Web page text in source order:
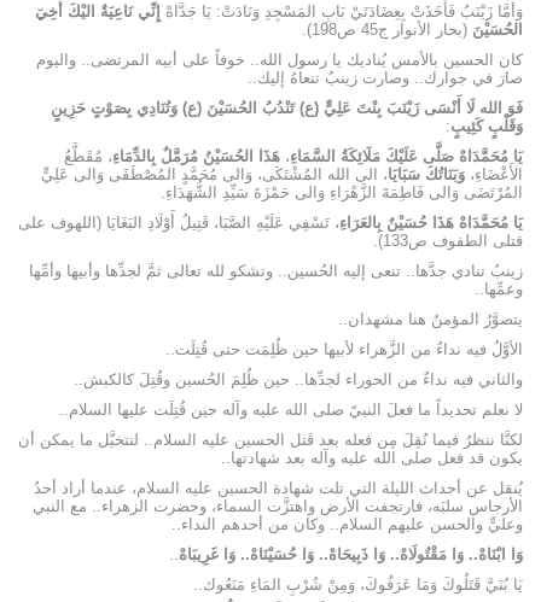
وَأَمَّا زَيْنَبُ فَأَخَذَتْ بِعِضَادَتَيْ بَابِ المَسْجِدِ وَنَادَتْ: يَا جَدَّاهْ إِنِّي نَاعِيَةٌ اليْكَ أَخِيَ
الحُسَيْنَ (بحار الأنوار ج‏45 ص198).
كان الحسين بالأمس يُناديك يا رسول الله.. خوفاً على أبيه المرتضى.. واليوم
صارَ في جوارك.. وصارت زينبُ تنعاهُ إليك..
فَوَ الله لَا أَنْسَى زَيْنَبَ بِنْتَ عَلِيٍّ (ع) تَنْدُبُ الحُسَيْنَ (ع) وَتُنَادِي بِصَوْتٍ حَزِينٍ
وَقَلْبٍ كَئِيبٍ:
يَا مُحَمَّدَاهْ صَلَّى عَلَيْكَ مَلَائِكَةُ السَّمَاءِ، هَذَا الحُسَيْنُ مُرَمَّلٌ بِالدِّمَاءِ، مُقَطَّعُ
الأَعْضَاءِ، وَبَنَاتُكَ سَبَايَا، الى الله المُشْتَكَى، وَالى مُحَمَّدٍ المُصْطَفَى وَالى عَلِيٍّ
المُرْتَضَى وَالى فَاطِمَةَ الزَّهْرَاءِ وَالى حَمْزَةَ سَيِّدِ الشُّهَدَاءِ.
يَا مُحَمَّدَاهْ هَذَا حُسَيْنٌ بِالعَرَاءِ، تَسْفِي عَلَيْهِ الصَّبَا، قَتِيلُ أَوْلَادِ البَغَايَا (اللهوف على
قتلى الطفوف ص133).
زينبُ تنادي جدَّها.. تنعى إليه الحُسين.. وتشكو لله تعالى ثمَّ لجدِّها وأبيها وأمِّها
وعمِّها..
يتصوَّرُ المؤمنُ هنا مشهدان..
الأوَّلُ فيه نداءٌ من الزَّهراء لأبيها حين ظُلِمَت حتى قُتِلَت..
والثاني فيه نداءٌ من الحوراء لجدِّها.. حين ظُلِمَ الحُسين وقُتِلَ كالكبش..
لا نعلم تحديداً ما فعلَ النبيّ صلى الله عليه وآله حين قُتِلَت عليها السلام..
لكنَّا ننظرُ فيما نُقِلَ مِن فعله بعد قَتل الحسين عليه السلام.. لنتخيَّل ما يمكن أن
يكون قد فعل صلى الله عليه وآله بعد شهادتها..
يُنقل عن أحداث الليلة التي تلت شهادة الحسين عليه السلام، عندما أراد أحدُ
الأرجاس سلبَه، فارتجفت الأرض واهتزَّت السماء، وحضرت الزهراء.. مع النبي
وعليٍّ والحسن عليهم السلام.. وكان من أحدهم النداء..
وَا ابْنَاهْ.. وَا مَقْتُولَاهْ.. وَا ذَبِيحَاهْ.. وَا حُسَيْنَاهْ.. وَا غَرِيبَاهْ
يَا بُنَيَّ قَتَلُوكَ وَمَا عَرَفُوكَ، وَمِنْ شُرْبِ المَاءِ مَنَعُوك‏..